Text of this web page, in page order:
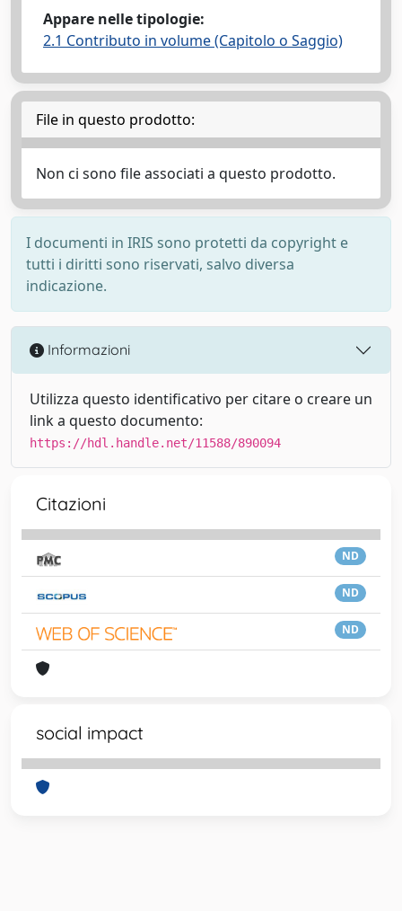
Appare nelle tipologie:
2.1 Contributo in volume (Capitolo o Saggio)
File in questo prodotto:
Non ci sono file associati a questo prodotto.
I documenti in IRIS sono protetti da copyright e
tutti i diritti sono riservati, salvo diversa
indicazione.
Informazioni
Utilizza questo identificativo per citare o creare un
link a questo documento:
https://hdl.handle.net/11588/890094
Citazioni
ND
ND
ND
social impact